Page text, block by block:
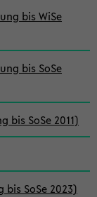
bis WiSe
bis SoSe
SoSe 2011)
SoSe 2023)